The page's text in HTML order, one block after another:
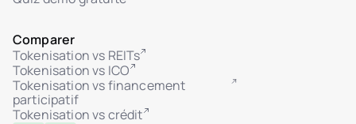
Comparer
Tokenisation vs REITs
Tokenisation vs ICO
Tokenisation vs financement
participatif
Tokenisation vs crédit